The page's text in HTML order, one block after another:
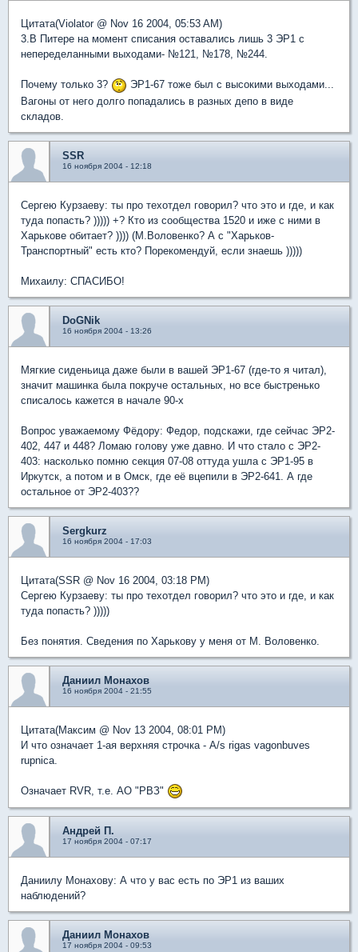
Цитата(Violator @ Nov 16 2004, 05:53 AM)
3.В Питере на момент списания оставались лишь 3 ЭР1 с
непеределанными выходами- №121, №178, №244.
Почему только 3?
ЭР1-67 тоже был с высокими выходами...
Вагоны от него долго попадались в разных депо в виде
складов.
SSR
16 ноября 2004 - 12:18
Cергею Курзаеву: ты про техотдел говорил? что это и где, и как
туда попасть? ))))) +? Кто из сообщества 1520 и иже с ними в
Харькове обитает? )))) (М.Воловенко? А с "Харьков-
Транспортный" есть кто? Порекомендуй, если знаешь )))))
Михаилу: СПАСИБО!
DoGNik
16 ноября 2004 - 13:26
Мягкие сиденьица даже были в вашей ЭР1-67 (где-то я читал),
значит машинка была покруче остальных, но все быстренько
списалось кажется в начале 90-х
Вопрос уважаемому Фёдору: Федор, подскажи, где сейчас ЭР2-
402, 447 и 448? Ломаю голову уже давно. И что стало с ЭР2-
403: насколько помню секция 07-08 оттуда ушла с ЭР1-95 в
Иркутск, а потом и в Омск, где её вцепили в ЭР2-641. А где
остальное от ЭР2-403??
Sergkurz
16 ноября 2004 - 17:03
Цитата(SSR @ Nov 16 2004, 03:18 PM)
Cергею Курзаеву: ты про техотдел говорил? что это и где, и как
туда попасть? )))))
Без понятия. Сведения по Харькову у меня от М. Воловенко.
Даниил Монахов
16 ноября 2004 - 21:55
Цитата(Максим @ Nov 13 2004, 08:01 PM)
И что означает 1-ая верхняя строчка - A/s rigas vagonbuves
rupnica.
Означает RVR, т.е. АО "РВЗ"
Андрей П.
17 ноября 2004 - 07:17
Даниилу Монахову: А что у вас есть по ЭР1 из ваших
наблюдений?
Даниил Монахов
17 ноября 2004 - 09:53